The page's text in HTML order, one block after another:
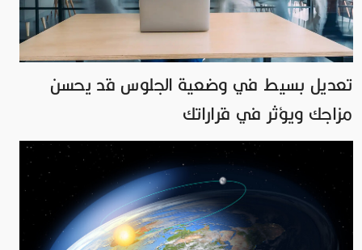
تعديل بسيط في وضعية الجلوس قد يحسن
مزاجك ويؤثر في قراراتك